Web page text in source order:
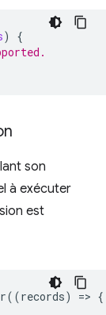
)
{
son
à exécuter
est
((records) => {